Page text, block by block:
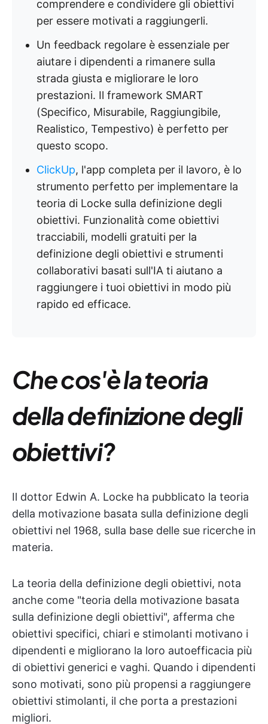
comprendere e condividere gli obiettivi
per essere motivati a raggiungerli.
Un feedback regolare è essenziale per
aiutare i dipendenti a rimanere sulla
strada giusta e migliorare le loro
prestazioni. Il framework SMART
(Specifico, Misurabile, Raggiungibile,
Realistico, Tempestivo) è perfetto per
questo scopo.
ClickUp, l'app completa per il lavoro, è lo
strumento perfetto per implementare la
teoria di Locke sulla definizione degli
obiettivi. Funzionalità come obiettivi
tracciabili, modelli gratuiti per la
definizione degli obiettivi e strumenti
collaborativi basati sull'IA ti aiutano a
raggiungere i tuoi obiettivi in modo più
rapido ed efficace.
Che cos'è la teoria
della definizione degli
obiettivi?
Il dottor Edwin A. Locke ha pubblicato la teoria
della motivazione basata sulla definizione degli
obiettivi nel 1968, sulla base delle sue ricerche in
materia.
La teoria della definizione degli obiettivi, nota
anche come "teoria della motivazione basata
sulla definizione degli obiettivi", afferma che
obiettivi specifici, chiari e stimolanti motivano i
dipendenti e migliorano la loro autoefficacia più
di obiettivi generici e vaghi. Quando i dipendenti
sono motivati, sono più propensi a raggiungere
obiettivi stimolanti, il che porta a prestazioni
migliori.